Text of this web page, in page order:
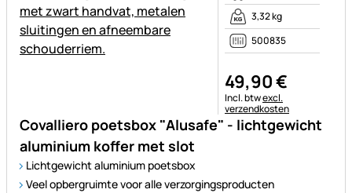
Covalliero poetsbox "Alusafe" - lichtgewicht
aluminium koffer met slot
Lichtgewicht aluminium poetsbox
Veel opbergruimte voor alle verzorgingsproducten
3,32 kg
500835
49,90€
Belastinginformatie:
Incl. btwexcl.
verzendkosten